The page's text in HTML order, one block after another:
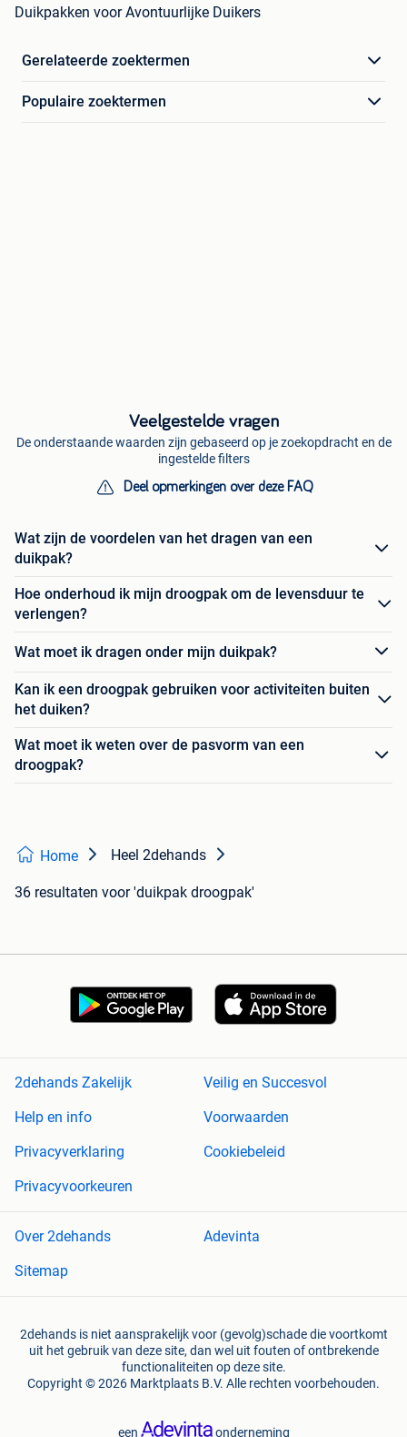
Duikpakken voor Avontuurlijke Duikers
Gerelateerde zoektermen
Populaire zoektermen
Veelgestelde vragen
De onderstaande waarden zijn gebaseerd op je zoekopdracht en de
ingestelde filters
Deel opmerkingen over deze FAQ
Wat zijn de voordelen van het dragen van een
duikpak?
Hoe onderhoud ik mijn droogpak om de levensduur te
verlengen?
Wat moet ik dragen onder mijn duikpak?
Kan ik een droogpak gebruiken voor activiteiten buiten
het duiken?
Wat moet ik weten over de pasvorm van een
droogpak?
Home Heel 2dehands
36 resultaten voor 'duikpak droogpak'
2dehands Zakelijk
Veilig en Succesvol
Help en info
Voorwaarden
Privacyverklaring
Cookiebeleid
Privacyvoorkeuren
Over 2dehands
Adevinta
Sitemap
2dehands is niet aansprakelijk voor (gevolg)schade die voortkomt
uit het gebruik van deze site, dan wel uit fouten of ontbrekende
functionaliteiten op deze site.
Copyright © 2026 Marktplaats B.V. Alle rechten voorbehouden.
een onderneming